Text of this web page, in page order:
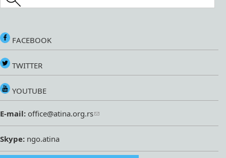
FACEBOOK
TWITTER
YOUTUBE
E-mail: office@atina.org.rs
Skype: ngo.atina